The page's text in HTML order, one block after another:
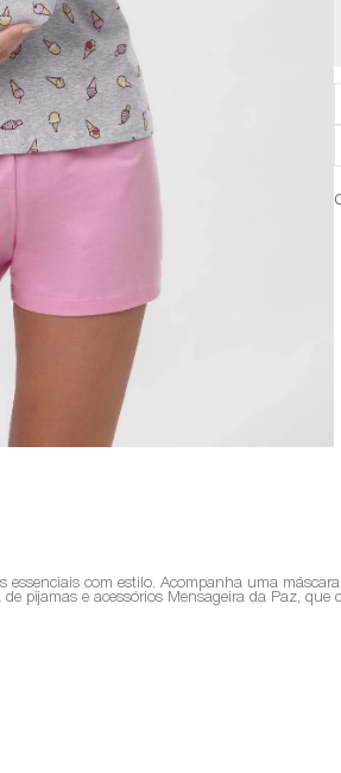
essenciais com estilo. Acompanha uma
pijamas e acessórios Mensageira da Paz,